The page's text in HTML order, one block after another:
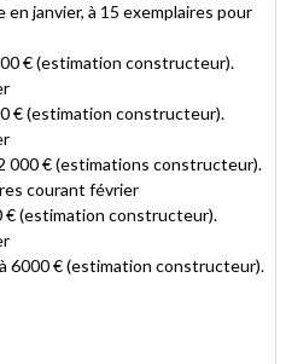
janvier, à 15 exemplaires pour
€ (estimation constructeur).
€ (estimation constructeur).
000 € (estimations constructeur).
courant février
€ (estimation constructeur).
6000 € (estimation constructeur).